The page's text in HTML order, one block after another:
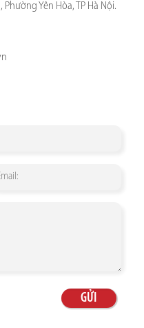
Phường Yên Hòa, TP Hà Nội.